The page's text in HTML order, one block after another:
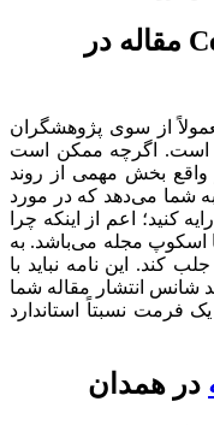
Cover Letter مقاله در
از سوی پژوهشگران
است.
اگرچه ممکن است
واقع بخش مهمی از روند
به شما می‌دهد که در مورد
کنید؛ اعم از اینکه چرا
اسکوپ مجله می‌باشد. به
جلب کند.
این نامه نباید با
شانس انتشار مقاله شما
یک فرمت نسبتاً استاندارد
در همدان